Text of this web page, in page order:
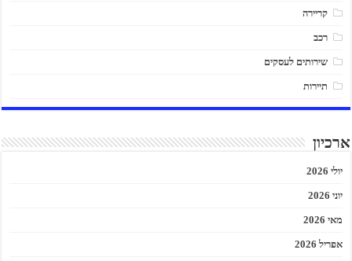
קריירה
רכב
שירותים לעסקים
תיירות
ארכיון
יולי 2026
יוני 2026
מאי 2026
אפריל 2026